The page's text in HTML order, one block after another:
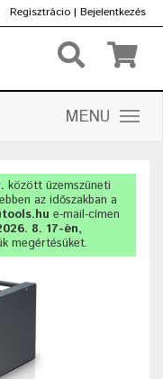
Regisztrácio | Bejelentkezés
MENU
között üzemszüneti
az időszakban a
e-mail-címen
8. 17-én,
megértésüket.